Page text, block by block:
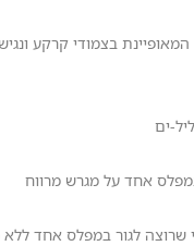
בצמודי קרקע
ים
שרוצה לגור במפלס אחד ללא